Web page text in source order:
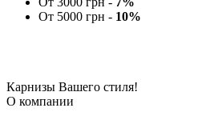
От 5000 грн - 10%
Карнизы Вашего стиля!
О компании